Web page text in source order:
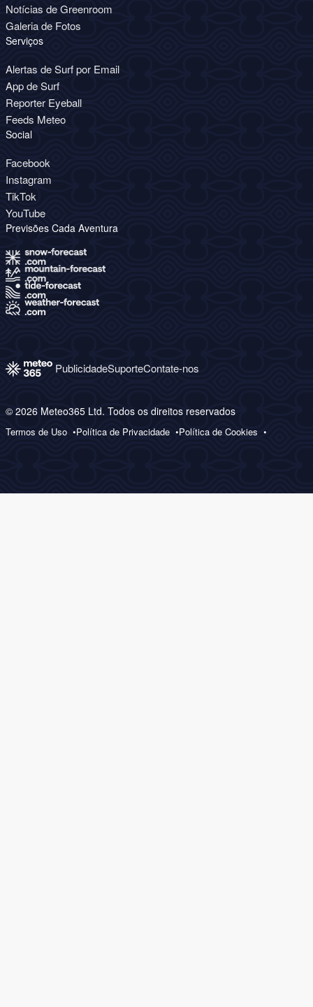
Notícias de Greenroom
Galeria de Fotos
Serviços
Alertas de Surf por Email
App de Surf
Reporter Eyeball
Feeds Meteo
Social
Facebook
Instagram
TikTok
YouTube
Previsões Cada Aventura
PublicidadeSuporteContate-nos
© 2026 Meteo365 Ltd. Todos os direitos reservados
Termos de Uso Política de Privacidade Política de Cookies